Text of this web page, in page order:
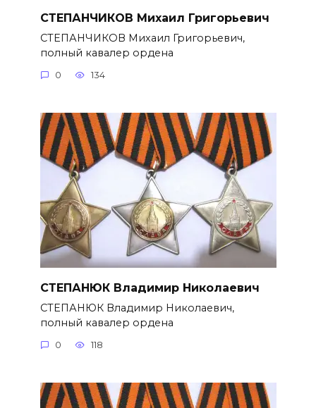
СТЕПАНЧИКОВ Михаил Григорье­вич
СТЕПАНЧИКОВ Михаил Григорье­вич,
полный кавалер ордена
0 134
СТЕПАНЮК Владимир Николаевич
СТЕПАНЮК Владимир Николае­вич,
полный кавалер ордена
0 118